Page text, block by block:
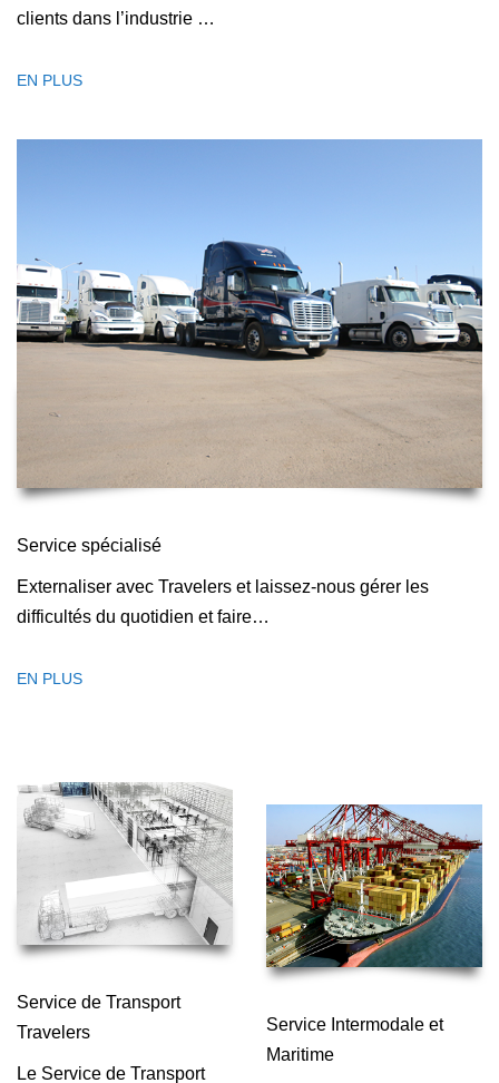
clients dans l’industrie …
EN PLUS
Service spécialisé
Externaliser avec Travelers et laissez-nous gérer les
difficultés du quotidien et faire…
EN PLUS
Service de Transport
Travelers
Le Service de Transport
Service Intermodale et
Maritime